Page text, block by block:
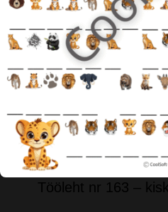
Tööleht nr 163 –